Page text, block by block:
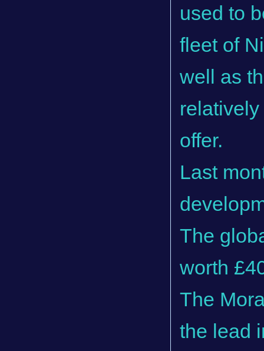
used to
fleet of
well as
offer.
Last
The
worth
The
the lead